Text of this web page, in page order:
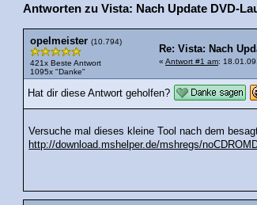
Antworten zu Vista: Nach Update DVD-
opelmeister (10.794)
421x Beste Antwort
1095x "Danke"
Re: Vista: Nach
« Antwort #1 am:
Hat dir diese Antwort geholfen?
Versuche mal dieses kleine Tool nach dem
http://download.mshelper.de/mshregs/